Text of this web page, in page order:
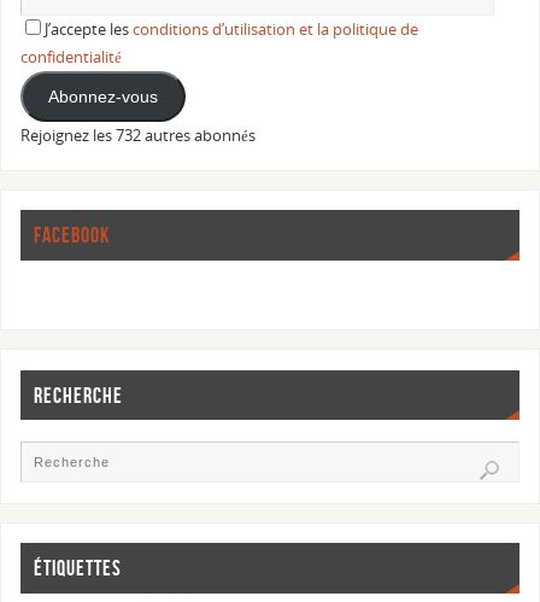
J’accepte lesconditions d’utilisation et la politique de
confidentialité
Abonnez-vous
Rejoignez les 732 autres abonnés
FACEBOOK
RECHERCHE
ÉTIQUETTES